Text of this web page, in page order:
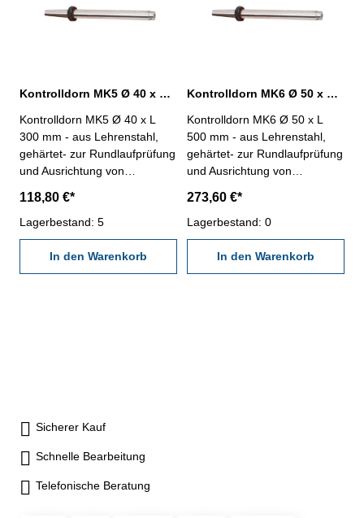
Kontrolldorn MK5 Ø 40 x L 300 mm nach DIN 229
Kontrolldorn MK5 Ø 40 x L
300 mm - aus Lehrenstahl,
gehärtet- zur Rundlaufprüfung
und Ausrichtung von
Aufnahme nach DIN 229-
Zylindrizität < 0,005 mm
118,80 €*
Lagerbestand: 5
In den Warenkorb
Kontrolldorn MK6 Ø 50 x L 500 mm nach DIN 229
Kontrolldorn MK6 Ø 50 x L
500 mm - aus Lehrenstahl,
gehärtet- zur Rundlaufprüfung
und Ausrichtung von
Aufnahme nach DIN 229-
Zylindrizität < 0,005 mm
273,60 €*
Lagerbestand: 0
In den Warenkorb
Sicherer Kauf
Schnelle Bearbeitung
Telefonische Beratung